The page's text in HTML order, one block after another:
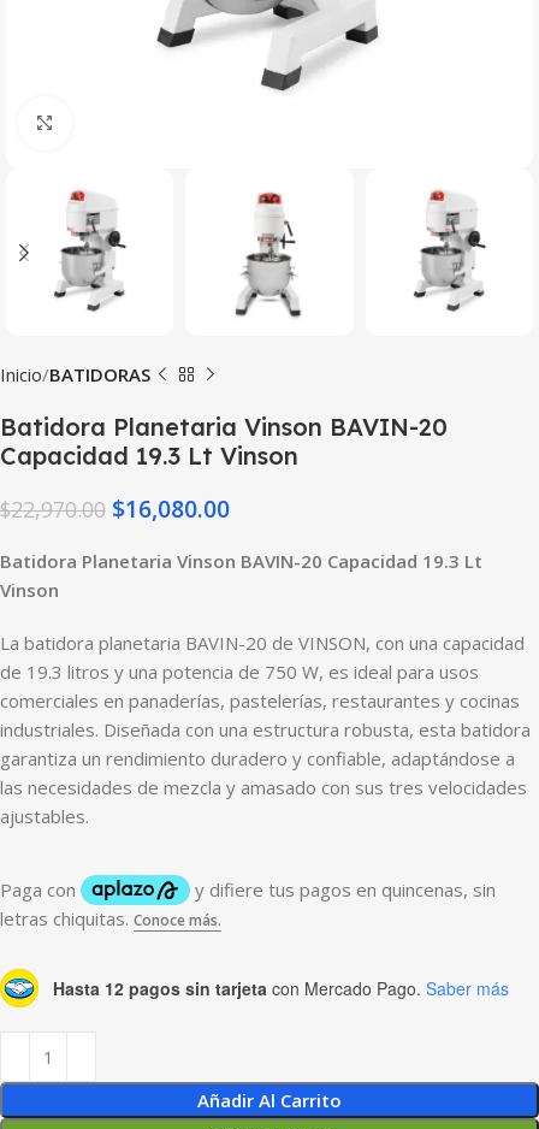
Inicio BATIDORAS
Batidora Planetaria Vinson BAVIN-20
Capacidad 19.3 Lt Vinson
$22,970.00 $16,080.00
Batidora Planetaria Vinson BAVIN-20 Capacidad 19.3 Lt
Vinson
La batidora planetaria BAVIN-20 de VINSON, con una capacidad
de 19.3 litros y una potencia de 750 W, es ideal para usos
comerciales en panaderías, pastelerías, restaurantes y cocinas
industriales. Diseñada con una estructura robusta, esta batidora
garantiza un rendimiento duradero y confiable, adaptándose a
las necesidades de mezcla y amasado con sus tres velocidades
ajustables.
Hasta 12 pagos sin tarjeta con Mercado Pago. Saber más
Añadir Al Carrito